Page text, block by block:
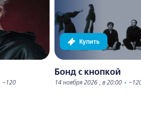
~120
Бонд с кнопкой
14 ноября 2026 , в 20:00 •
Купить